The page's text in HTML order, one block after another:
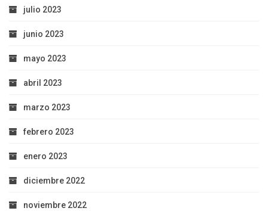
julio 2023
junio 2023
mayo 2023
abril 2023
marzo 2023
febrero 2023
enero 2023
diciembre 2022
noviembre 2022